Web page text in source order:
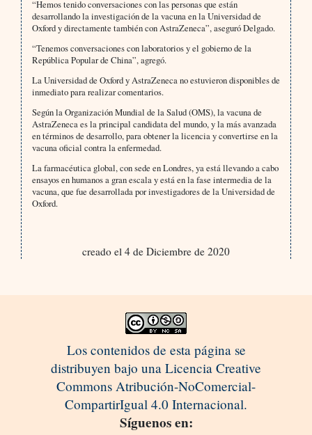
“Hemos tenido conversaciones con las personas que están
desarrollando la investigación de la vacuna en la Universidad de
Oxford y directamente también con AstraZeneca”, aseguró Delgado.
“Tenemos conversaciones con laboratorios y el gobierno de la
República Popular de China”, agregó.
La Universidad de Oxford y AstraZeneca no estuvieron disponibles de
inmediato para realizar comentarios.
Según la Organización Mundial de la Salud (OMS), la vacuna de
AstraZeneca es la principal candidata del mundo, y la más avanzada
en términos de desarrollo, para obtener la licencia y convertirse en la
vacuna oficial contra la enfermedad.
La farmacéutica global, con sede en Londres, ya está llevando a cabo
ensayos en humanos a gran escala y está en la fase intermedia de la
vacuna, que fue desarrollada por investigadores de la Universidad de
Oxford.
creado el 4 de Diciembre de 2020
Los contenidos de esta página se
distribuyen bajo una Licencia Creative
Commons Atribución-NoComercial-
CompartirIgual 4.0 Internacional.
Síguenos en: